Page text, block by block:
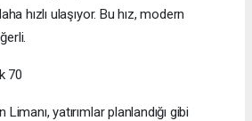
hızlı ulaşıyor. Bu hız, modern
70
yatırımlar planlandığı gibi